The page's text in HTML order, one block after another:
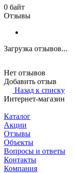
0 байт
Отзывы
Загрузка отзывов...
Нет отзывов
Добавить отзыв
Назад к списку
Интернет-магазин
Каталог
Акции
Отзывы
Объекты
Вопросы и ответы
Контакты
Компания